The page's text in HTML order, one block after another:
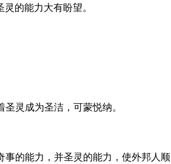
的能力大有盼望。
灵成为圣洁，可蒙悦纳。
的能力，并圣灵的能力，使外邦人顺